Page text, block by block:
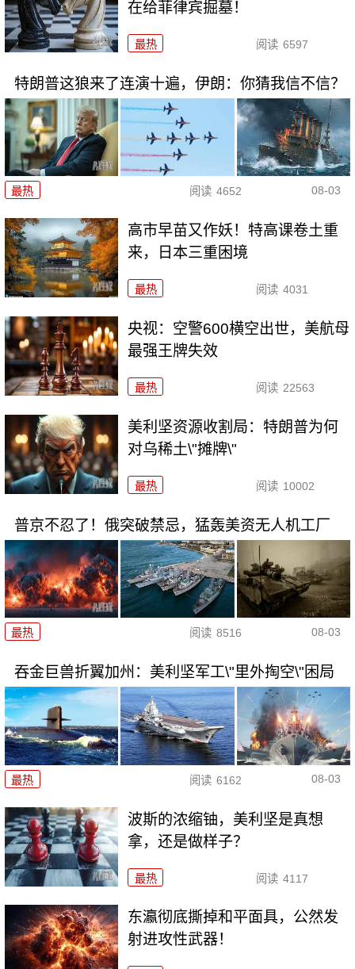
在给菲律宾掘墓！
最热 阅读 6597
特朗普这狼来了连演十遍，伊朗：你猜我信不信？
最热 阅读 4652 08-03
高市早苗又作妖！特高课卷土重
来，日本三重困境
最热 阅读 4031
央视：空警600横空出世，美航母
最强王牌失效
最热 阅读 22563
美利坚资源收割局：特朗普为何
对乌稀土\"摊牌\"
最热 阅读 10002
普京不忍了！俄突破禁忌，猛轰美资无人机工厂
最热 阅读 8516 08-03
吞金巨兽折翼加州：美利坚军工\"里外掏空\"困局
最热 阅读 6162 08-03
波斯的浓缩铀，美利坚是真想
拿，还是做样子？
最热 阅读 4117
东瀛彻底撕掉和平面具，公然发
射进攻性武器！